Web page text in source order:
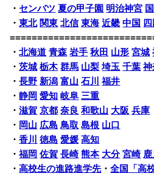
・ センバツ 夏の甲子園 明治神宮
・東北 関東 北信 東海 近畿 中国
・北海道 青森 岩手 秋田 山形 宮城
・茨城 栃木 群馬 山梨 埼玉 千葉 神
・長野 新潟 富山 石川
福井
・静岡 愛知 岐阜 三重
・滋賀 京都 奈良 和歌山 大阪 兵庫
・ 岡山 広島 鳥取 島根 山口
・香川 徳島 愛媛 高知
・福岡 佐賀 長崎 熊本 大分 宮崎
・高校生の進路進学先・全国「高